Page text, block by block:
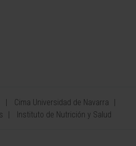
Cima Universidad de Navarra
Instituto de Nutrición y Salud